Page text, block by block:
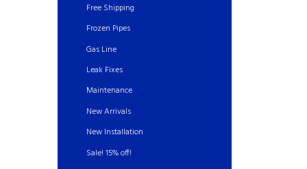
Free Shipping
Frozen Pipes
Gas Line
Leak Fixes
Maintenance
New Arrivals
New Installation
Sale! 15% off!